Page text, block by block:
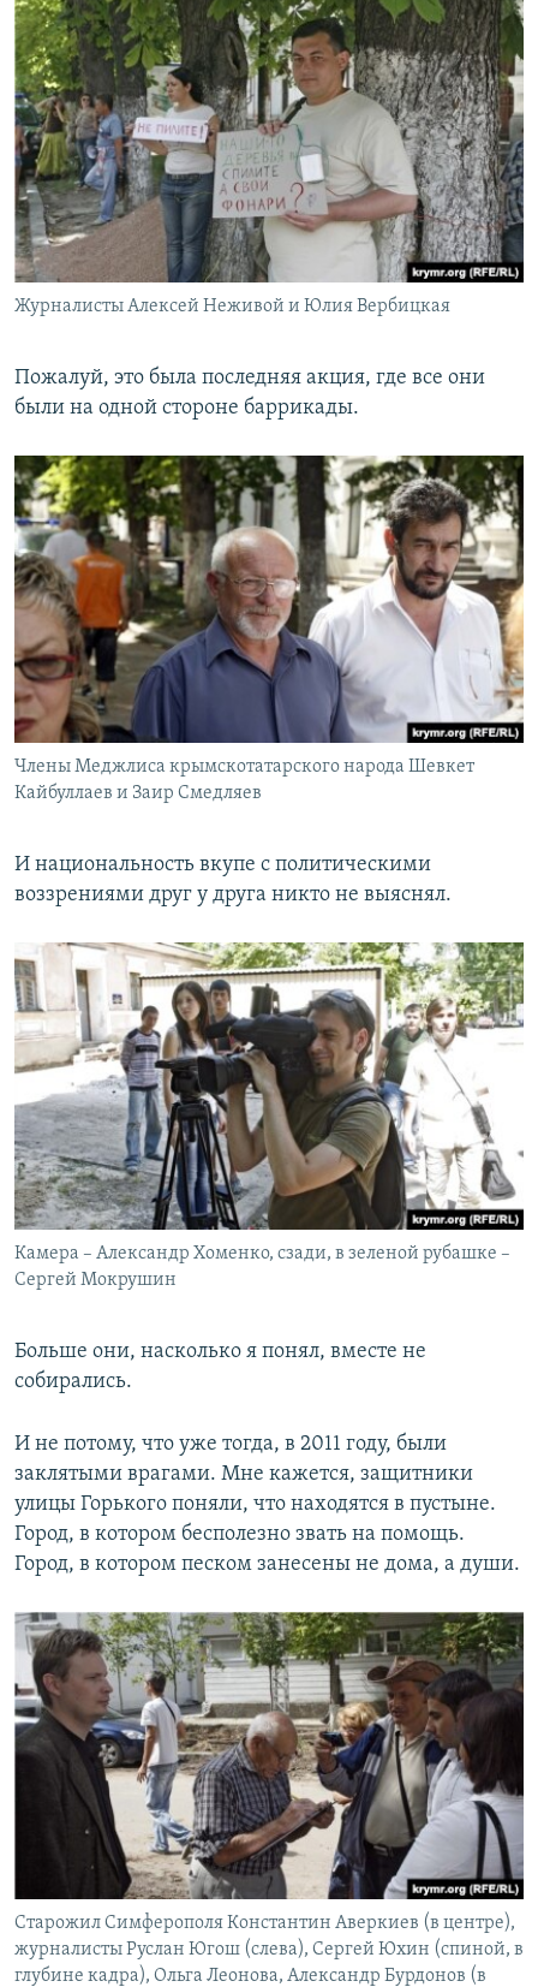
Журналисты Алексей Неживой и Юлия Вербицкая
Пожалуй, это была последняя акция, где все они
были на одной стороне баррикады.
Члены Меджлиса крымскотатарского народа Шевкет
Кайбуллаев и Заир Смедляев
И национальность вкупе с политическими
воззрениями друг у друга никто не выяснял.
Камера – Александр Хоменко, сзади, в зеленой рубашке –
Сергей Мокрушин
Больше они, насколько я понял, вместе не
собирались.
И не потому, что уже тогда, в 2011 году, были
заклятыми врагами. Мне кажется, защитники
улицы Горького поняли, что находятся в пустыне.
Город, в котором бесполезно звать на помощь.
Город, в котором песком занесены не дома, а души.
Старожил Симферополя Константин Аверкиев (в центре),
журналисты Руслан Югош (слева), Сергей Юхин (спиной, в
глубине кадра), Ольга Леонова, Александр Бурдонов (в